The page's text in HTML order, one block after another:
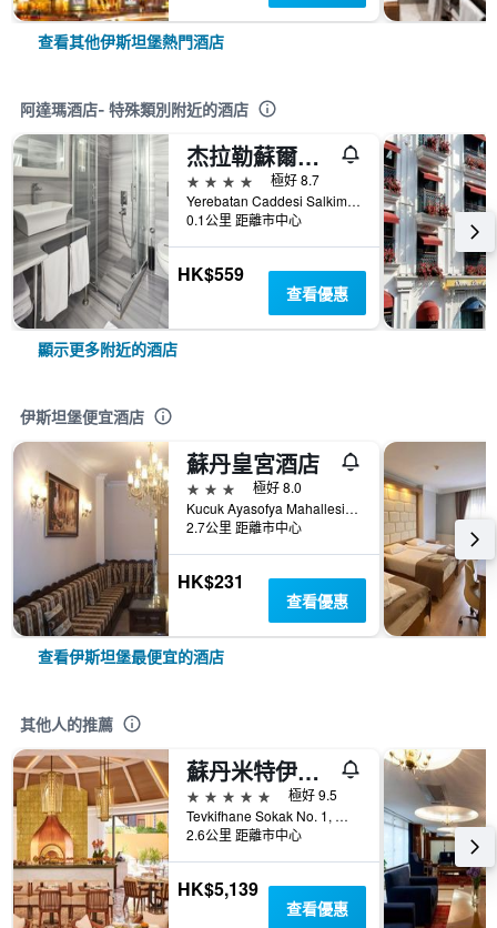
查看其他伊斯坦堡熱門酒店
阿達瑪酒店- 特殊類別附近的酒店
杰拉勒蘇爾坦特級酒店
4星級
極好 8.7
Yerebatan Caddesi Salkimsogut Sokak No:14 Sultanahmet, 伊斯坦堡, 土耳其
0.1公里 距離市中心
HK$559
查看優惠
顯示更多附近的酒店
伊斯坦堡便宜酒店
蘇丹皇宮酒店
3星級
極好 8.0
Kucuk Ayasofya Mahallesi Katip Sinan Sok, No:38, 伊斯坦堡, 土耳其
2.7公里 距離市中心
HK$231
查看優惠
查看伊斯坦堡最便宜的酒店
其他人的推薦
蘇丹米特伊斯坦布爾四季酒店
5星級
極好 9.5
Tevkifhane Sokak No. 1, 伊斯坦堡, 土耳其
2.6公里 距離市中心
HK$5,139
查看優惠